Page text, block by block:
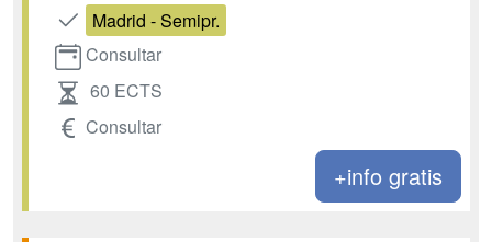
Madrid - Semipr.
Consultar
60 ECTS
Consultar
+info gratis